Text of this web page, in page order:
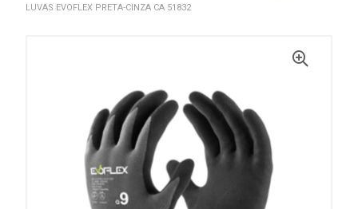
LUVAS EVOFLEX PRETA-CINZA CA 51832